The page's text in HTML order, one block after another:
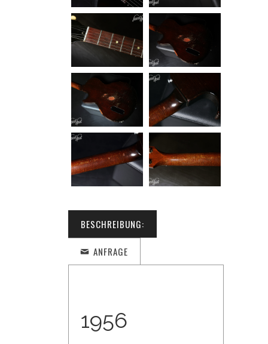
BESCHREIBUNG:
ANFRAGE
1956